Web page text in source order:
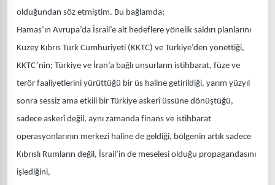
olduğundan söz etmiştim. Bu bağlamda;
Hamas’ın Avrupa’da İsrail’e ait hedeflere yönelik saldırı planlarını
Kuzey Kıbrıs Türk Cumhuriyeti (KKTC) ve Türkiye’den yönettiği,
KKTC’nin; Türkiye ve İran’a bağlı unsurların istihbarat, füze ve
terör faaliyetlerini yürüttüğü bir üs haline getirildiği, yarım yüzyıl
sonra sessiz ama etkili bir Türkiye askerî üssüne dönüştüğü,
sadece askerî değil, aynı zamanda finans ve istihbarat
operasyonlarının merkezi haline de geldiği, bölgenin artık sadece
Kıbrıslı Rumların değil, İsrail’in de meselesi olduğu propagandasını
işlediğini,